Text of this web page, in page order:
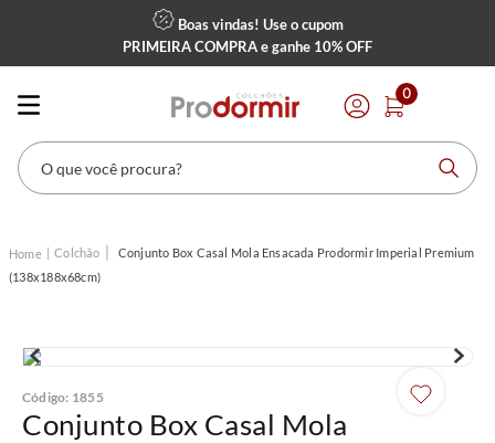
Boas vindas! Use o cupom
PRIMEIRA COMPRAe ganhe 10% OFF
0
O que você procura?
Colchão
Conjunto Box Casal Mola Ensacada Prodormir Imperial Premium
(138x188x68cm)
Código: 1855
Conjunto Box Casal Mola